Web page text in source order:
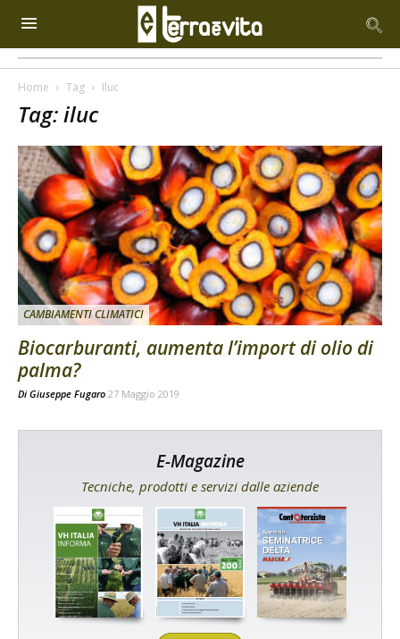
Home Tag Iluc
Tag: iluc
CAMBIAMENTI CLIMATICI
Biocarburanti, aumenta l’import di olio di
palma?
Di Giuseppe Fugaro 27 Maggio 2019
E-Magazine
Tecniche, prodotti e servizi dalle aziende